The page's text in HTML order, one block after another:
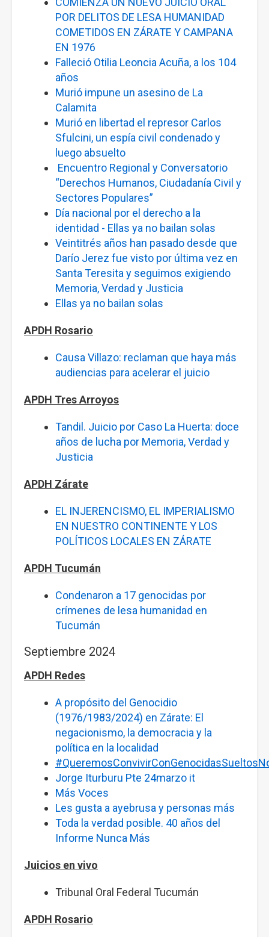
POR DELITOS DE LESA HUMANIDAD
COMETIDOS EN ZÁRATE Y CAMPANA
EN 1976
Falleció Otilia Leoncia Acuña, a los 104
años
Murió impune un asesino de La
Calamita
Murió en libertad el represor Carlos
Sfulcini, un espía civil condenado y
luego absuelto
Encuentro Regional y Conversatorio
“Derechos Humanos, Ciudadanía Civil y
Sectores Populares”
Día nacional por el derecho a la
identidad - Ellas ya no bailan solas
Veintitrés años han pasado desde que
Darío Jerez fue visto por última vez en
Santa Teresita y seguimos exigiendo
Memoria, Verdad y Justicia
Ellas ya no bailan solas
APDH Rosario
Causa Villazo: reclaman que haya más
audiencias para acelerar el juicio
APDH Tres Arroyos
Tandil. Juicio por Caso La Huerta: doce
años de lucha por Memoria, Verdad y
Justicia
APDH Zárate
EL INJERENCISMO, EL IMPERIALISMO
EN NUESTRO CONTINENTE Y LOS
POLÍTICOS LOCALES EN ZÁRATE
APDH Tucumán
Condenaron a 17 genocidas por
crímenes de lesa humanidad en
Tucumán
Septiembre 2024
APDH Redes
A propósito del Genocidio
(1976/1983/2024) en Zárate: El
negacionismo, la democracia y la
política en la localidad
Jorge Iturburu Pte 24marzo it
Más Voces
Les gusta a ayebrusa y personas más
Toda la verdad posible. 40 años del
Informe Nunca Más
Juicios en vivo
Tribunal Oral Federal Tucumán
APDH Rosario